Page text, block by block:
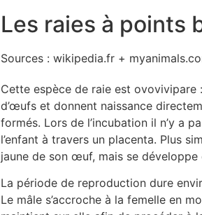
Les raies à points
Sources : wikipedia.fr +
Cette espèce de raie est ovovivipare
d’œufs et donnent naissance
formés. Lors de l’incubation il n’y a
l’enfant à travers un placenta. Plus
jaune de son œuf, mais se développe
La période de reproduction dure
Le mâle s’accroche à la femelle en